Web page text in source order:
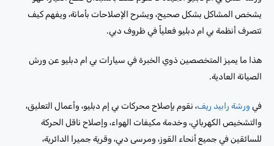
يشخص المشاكل بشكل صحيح، ويشرح الإصلاحات بأمانة، ويفهم كيف
تتصرف أنظمة بي ام دبليو فعلياً في ظروف دبي.
هذا ما يميز المتخصصين ذوي الخبرة في سيارات بي ام دبليو عن ورش
الصيانة العادية.
في ورشة رابيد ريف، نقوم بإصلاح محركات بي إم دبليو، وأعمال التعليق،
والتشخيص الكهربائي، وخدمة مكيفات الهواء، وإصلاح ناقل الحركة
للسائقين في جميع أنحاء القوز، ومرسى دبي، وقرية جميرا الدائرية،